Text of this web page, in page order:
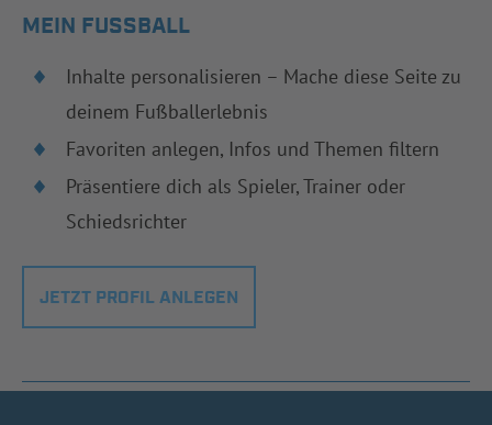
MEIN FUSSBALL
Inhalte personalisieren – Mache diese Seite zu
deinem Fußballerlebnis
Favoriten anlegen, Infos und Themen filtern
Präsentiere dich als Spieler, Trainer oder
Schiedsrichter
JETZT PROFIL ANLEGEN